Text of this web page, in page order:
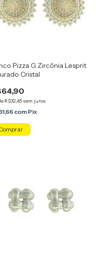
Pizza G Zircônia Lesprit
Cristal
R$32,45 sem juros
com Pix